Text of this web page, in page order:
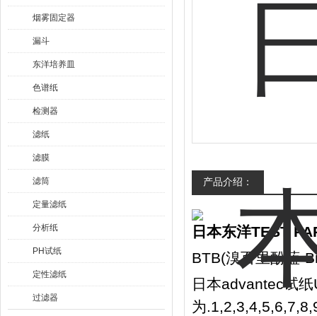
烟雾固定器
漏斗
东洋培养皿
色谱纸
检测器
滤纸
滤膜
滤筒
定量滤纸
分析纸
PH试纸
定性滤纸
过滤器
产品介绍：
日本东洋TEST
BTB(溴百里酚蓝-
日本advantec试
为